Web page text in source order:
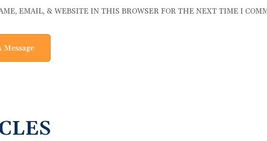
EMAIL, & WEBSITE IN THIS BROWSER FOR THE NEXT TIME I
Message